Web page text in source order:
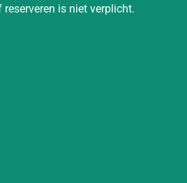
is niet verplicht.